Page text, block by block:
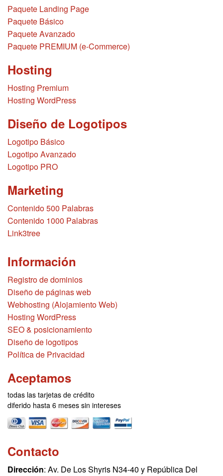
Paquete Landing Page
Paquete Básico
Paquete Avanzado
Paquete PREMIUM (e-Commerce)
Hosting
Hosting Premium
Hosting WordPress
Diseño de Logotipos
Logotipo Básico
Logotipo Avanzado
Logotipo PRO
Marketing
Contenido 500 Palabras
Contenido 1000 Palabras
Link3tree
Información
Registro de dominios
Diseño de páginas web
Webhosting (Alojamiento Web)
Hosting WordPress
SEO & posicionamiento
Diseño de logotipos
Política de Privacidad
Aceptamos
todas las tarjetas de crédito
diferido hasta 6 meses sin intereses
Contacto
Dirección: Av. De Los Shyris N34-40 y República Del